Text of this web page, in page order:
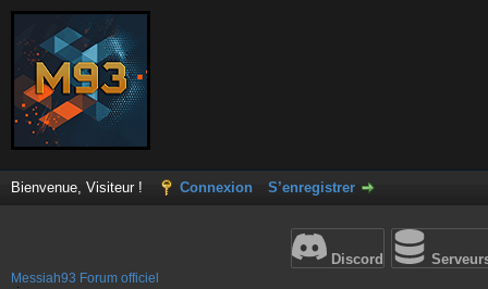
Bienvenue, Visiteur ! Connexion S’enregistrer
Discord
Messiah93 Forum officiel